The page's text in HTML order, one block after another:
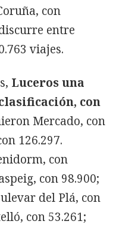
con
entre
viajes.
Luceros una
con
Mercado, con
126.297.
con
con 98.900;
del Plá, con
con 53.261;